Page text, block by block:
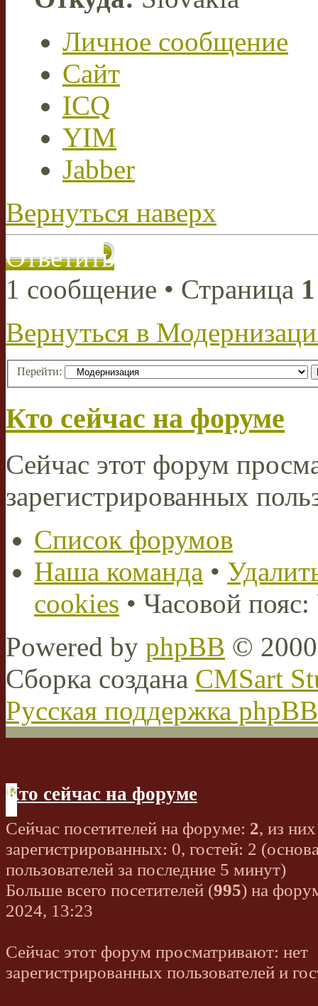
Личное сообщение
Сайт
ICQ
YIM
Jabber
Вернуться наверх
Ответить
1 сообщение • Страница 1
Вернуться в
Перейти:
Кто сейчас на форуме
Сейчас этот форум
зарегистрированных
Список форумов
Наша команда •
cookies • Часовой
Powered by phpBB ©
Сборка создана CMSart
Русская поддержка phpBB
Кто сейчас на форуме
Сейчас посетителей на форуме: 2, из них
зарегистрированных: 0, гостей: 2
пользователей за последние 5 минут)
Больше всего посетителей (995) на
2024, 13:23
Сейчас этот форум просматривают: нет
зарегистрированных пользователей и